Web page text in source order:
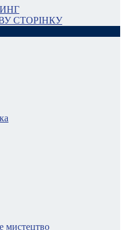
СТОРІНКУ
мистецтво